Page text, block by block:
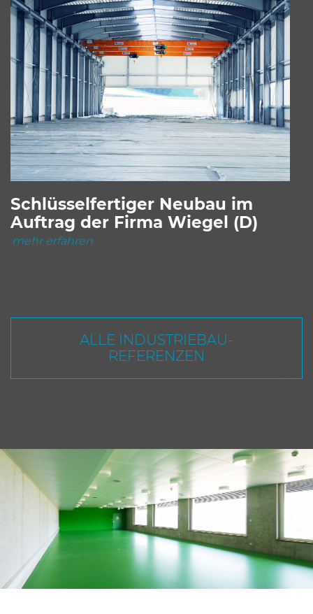
Schlüsselfertiger Neubau im
Auftrag der Firma Wiegel (D)
mehr erfahren
ALLE INDUSTRIEBAU-
REFERENZEN